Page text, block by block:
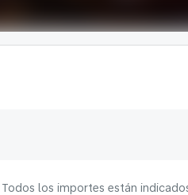
los importes están